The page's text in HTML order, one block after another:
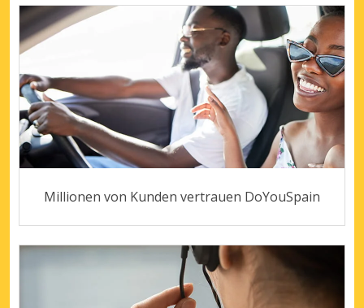
Millionen von Kunden vertrauen DoYouSpain